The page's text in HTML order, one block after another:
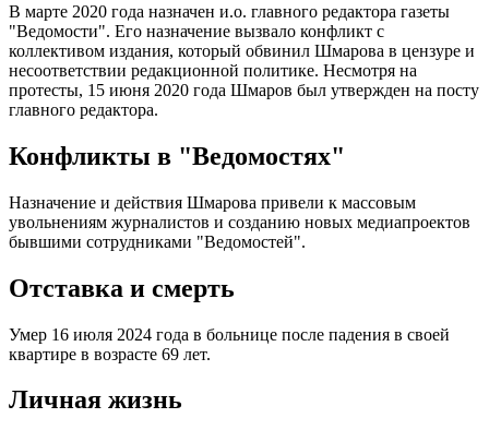
В марте 2020 года назначен и.о. главного редактора газеты
"Ведомости". Его назначение вызвало конфликт с
коллективом издания, который обвинил Шмарова в цензуре и
несоответствии редакционной политике. Несмотря на
протесты, 15 июня 2020 года Шмаров был утвержден на посту
главного редактора.
Конфликты в "Ведомостях"
Назначение и действия Шмарова привели к массовым
увольнениям журналистов и созданию новых медиапроектов
бывшими сотрудниками "Ведомостей".
Отставка и смерть
Умер 16 июля 2024 года в больнице после падения в своей
квартире в возрасте 69 лет.
Личная жизнь